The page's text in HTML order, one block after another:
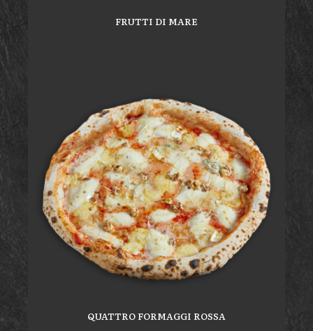
FRUTTI DI MARE
QUATTRO FORMAGGI ROSSA